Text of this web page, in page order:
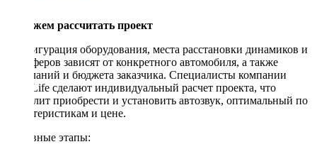
Поможем рассчитать проект
Конфигурация оборудования, места расстановки динамиков и
сабвуферов зависят от конкретного автомобиля, а также
пожеланий и бюджета заказчика. Специалисты компании
DriveLife сделают индивидуальный расчет проекта, что
позволит приобрести и установить автозвук, оптимальный по
характеристикам и цене.
Основные этапы: